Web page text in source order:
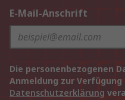
E-Mail-Anschrift
Die personenbezogenen
Anmeldung zur
Datenschutzerklärung